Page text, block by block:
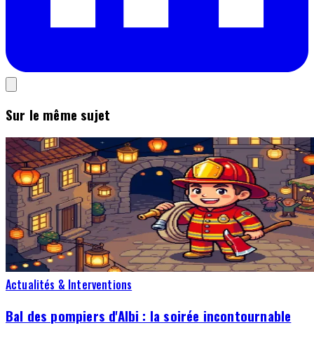
Sur le même sujet
Actualités & Interventions
Bal des pompiers d'Albi : la soirée incontournable